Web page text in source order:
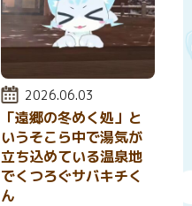
投稿日:
2026.06.03
「遠郷の冬めく処」と
いうそこら中で湯気が
立ち込めている温泉地
でくつろぐサバキチく
ん